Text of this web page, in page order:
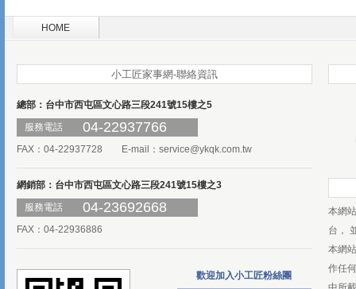
HOME
小工匠家事網-聯絡資訊
總部：台中市西屯區文心路三段241號15樓之5
服務電話
04-22937766
FAX：04-22937728 E-mail： service@ykqk.com.tw
網銷部：台中市西屯區文心路三段241號15樓之3
服務電話
04-23692668
FAX：04-22936886
歡迎加入小工匠粉絲團
本網
台，
本網
作任